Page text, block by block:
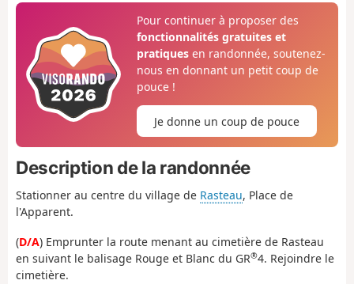
Pour continuer à proposer des
fonctionnalités gratuites et
pratiquesen randonnée, soutenez-
nous en donnant un petit coup de
pouce !
Je donne un coup de pouce
Description de la randonnée
Stationner au centre du village de Rasteau, Place de
l'Apparent.
(D/A) Emprunter la route menant au cimetière de Rasteau
en suivant le balisage Rouge et Blanc du GR®4. Rejoindre le
cimetière.